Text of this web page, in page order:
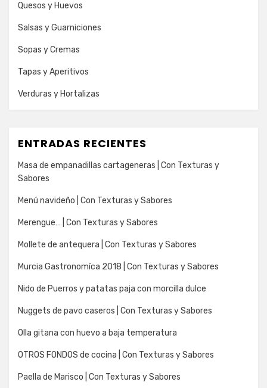
Quesos y Huevos
Salsas y Guarniciones
Sopas y Cremas
Tapas y Aperitivos
Verduras y Hortalizas
ENTRADAS RECIENTES
Masa de empanadillas cartageneras | Con Texturas y
Sabores
Menú navideño | Con Texturas y Sabores
Merengue… | Con Texturas y Sabores
Mollete de antequera | Con Texturas y Sabores
Murcia Gastronomíca 2018 | Con Texturas y Sabores
Nido de Puerros y patatas paja con morcilla dulce
Nuggets de pavo caseros | Con Texturas y Sabores
Olla gitana con huevo a baja temperatura
OTROS FONDOS de cocina | Con Texturas y Sabores
Paella de Marisco | Con Texturas y Sabores